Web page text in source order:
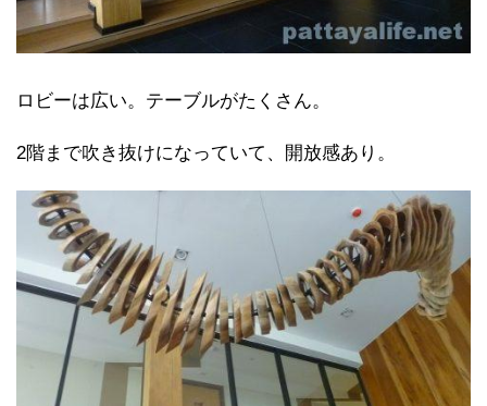
ロビーは広い。テーブルがたくさん。
2階まで吹き抜けになっていて、開放感あり。